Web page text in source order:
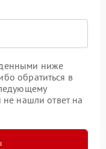
ниже
обратиться в
не нашли ответ на